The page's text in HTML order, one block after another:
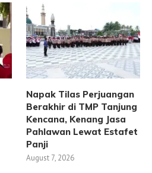
Napak Tilas Perjuangan
Berakhir di TMP Tanjung
Kencana, Kenang Jasa
Pahlawan Lewat Estafet
Panji
August 7, 2026